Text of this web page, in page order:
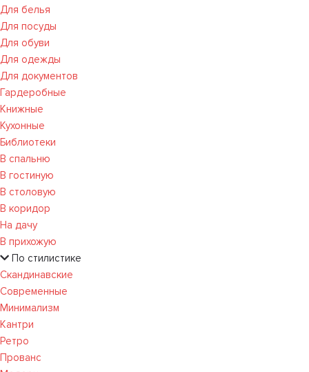
Для белья
Для посуды
Для обуви
Для одежды
Для документов
Гардеробные
Книжные
Кухонные
Библиотеки
В спальню
В гостиную
В столовую
В коридор
На дачу
В прихожую
По стилистике
Скандинавские
Современные
Минимализм
Кантри
Ретро
Прованс